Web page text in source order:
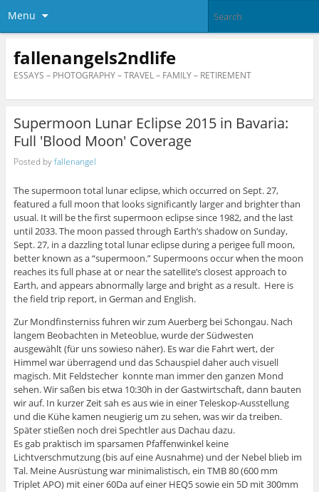
Menu
fallenangels2ndlife
ESSAYS – PHOTOGRAPHY – TRAVEL – FAMILY – RETIREMENT
Supermoon Lunar Eclipse 2015 in Bavaria:
Full 'Blood Moon' Coverage
Posted byfallenangel
The supermoon total lunar eclipse, which occurred on Sept. 27,
featured a full moon that looks significantly larger and brighter than
usual. It will be the first supermoon eclipse since 1982, and the last
until 2033. The moon passed through Earth’s shadow on Sunday,
Sept. 27, in a dazzling total lunar eclipse during a perigee full moon,
better known as a “supermoon.” Supermoons occur when the moon
reaches its full phase at or near the satellite’s closest approach to
Earth, and appears abnormally large and bright as a result. Here is
the field trip report, in German and English.
Zur Mondfinsterniss fuhren wir zum Auerberg bei Schongau. Nach
langem Beobachten in Meteoblue, wurde der Südwesten
ausgewählt (für uns sowieso näher). Es war die Fahrt wert, der
Himmel war überragend und das Schauspiel daher auch visuell
magisch. Mit Feldstecher konnte man immer den ganzen Mond
sehen. Wir saßen bis etwa 10:30h in der Gastwirtschaft, dann bauten
wir auf. In kurzer Zeit sah es aus wie in einer Teleskop-Ausstellung
und die Kühe kamen neugierig um zu sehen, was wir da treiben.
Später stießen noch drei Spechtler aus Dachau dazu.
Es gab praktisch im sparsamen Pfaffenwinkel keine
Lichtverschmutzung (bis auf eine Ausnahme) und der Nebel blieb im
Tal. Meine Ausrüstung war minimalistisch, ein TMB 80 (600 mm
Triplet APO) mit einer 60Da auf einer HEQ5 sowie ein 5D mit 300mm